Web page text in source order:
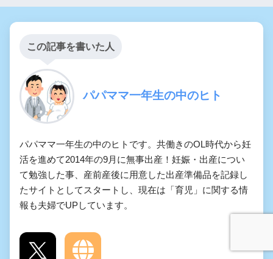
この記事を書いた人
パパママ一年生の中のヒト
パパママ一年生の中のヒトです。共働きのOL時代から妊
活を進めて2014年の9月に無事出産！妊娠・出産につい
て勉強した事、産前産後に用意した出産準備品を記録し
たサイトとしてスタートし、現在は「育児」に関する情
報も夫婦でUPしています。